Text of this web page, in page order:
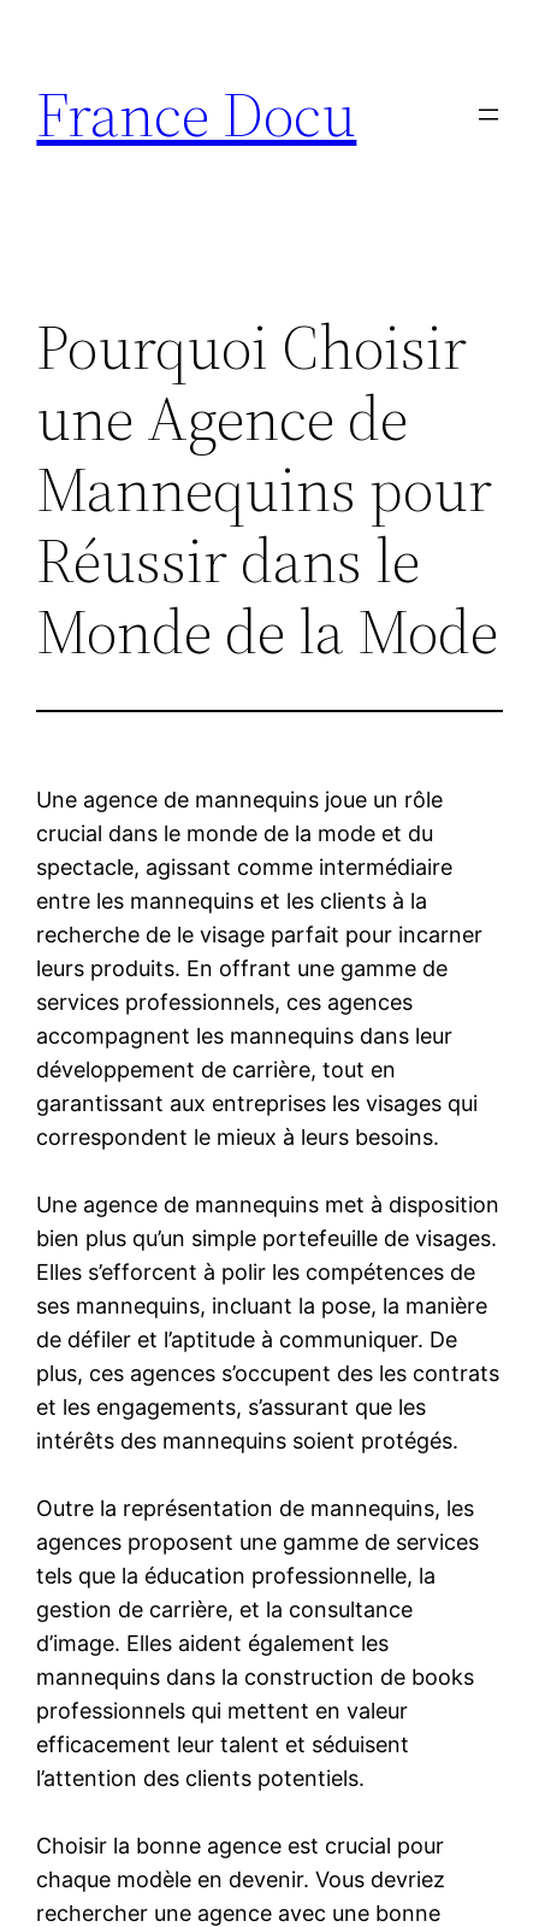
contenu
France Docu
Pourquoi Choisir
une Agence de
Mannequins pour
Réussir dans le
Monde de la Mode
Une agence de mannequins joue un rôle
crucial dans le monde de la mode et du
spectacle, agissant comme intermédiaire
entre les mannequins et les clients à la
recherche de le visage parfait pour incarner
leurs produits. En offrant une gamme de
services professionnels, ces agences
accompagnent les mannequins dans leur
développement de carrière, tout en
garantissant aux entreprises les visages qui
correspondent le mieux à leurs besoins.
Une agence de mannequins met à disposition
bien plus qu’un simple portefeuille de visages.
Elles s’efforcent à polir les compétences de
ses mannequins, incluant la pose, la manière
de défiler et l’aptitude à communiquer. De
plus, ces agences s’occupent des les contrats
et les engagements, s’assurant que les
intérêts des mannequins soient protégés.
Outre la représentation de mannequins, les
agences proposent une gamme de services
tels que la éducation professionnelle, la
gestion de carrière, et la consultance
d’image. Elles aident également les
mannequins dans la construction de books
professionnels qui mettent en valeur
efficacement leur talent et séduisent
l’attention des clients potentiels.
Choisir la bonne agence est crucial pour
chaque modèle en devenir. Vous devriez
rechercher une agence avec une bonne